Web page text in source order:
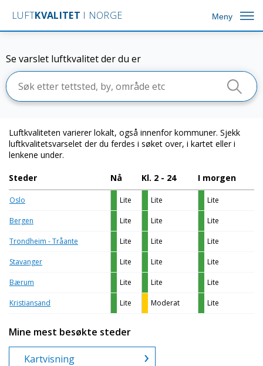
LUFTKVALITET I NORGE Meny
Kart
Om tjenesten
Se varslet luftkvalitet der du er
Luftkvaliteten varierer lokalt, også innenfor kommuner. Sjekk
luftkvalitetsvarselet der du ferdes i søket over, i kartet eller i
lenkene under.
Steder Nå Kl. 2 - 24 I morgen
Oslo Lite Lite Lite
Bergen Lite Lite Lite
Trondheim - Tråante Lite Lite Lite
Stavanger Lite Lite Lite
Bærum Lite Lite Lite
Kristiansand Lite Moderat Lite
Mine mest besøkte steder
Kartvisning